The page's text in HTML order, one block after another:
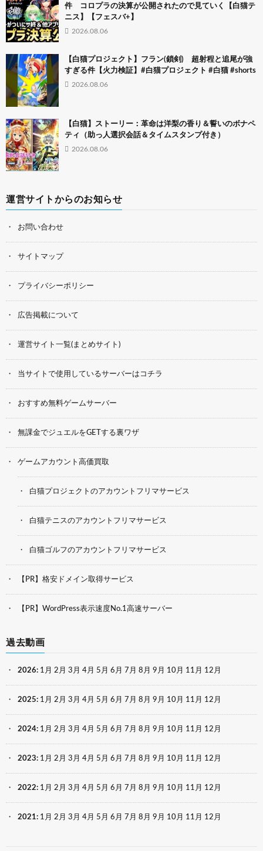
件 コロプラの決算が公開されたので見ていく【白猫テ
ニス】【フェスバ+】
2026.08.06
【白猫プロジェクト】フラン(鎖剣) 超射程と追尾が強
すぎる件【火力検証】#白猫プロジェクト #白猫 #shorts
2026.08.06
【白猫】ストーリー：革命は洋梨の香り＆誓いのボナペ
ティ（助っ人選択会話＆タイムスタンプ付き）
2026.08.06
運営サイトからのお知らせ
お問い合わせ
サイトマップ
プライバシーポリシー
広告掲載について
運営サイト一覧(まとめサイト)
当サイトで使用しているサーバーはコチラ
おすすめ無料ゲームサーバー
無課金でジュエルをGETする裏ワザ
ゲームアカウント高価買取
白猫プロジェクトのアカウントフリマサービス
白猫テニスのアカウントフリマサービス
白猫ゴルフのアカウントフリマサービス
【PR】格安ドメイン取得サービス
【PR】WordPress表示速度No.1高速サーバー
過去動画
2026: 1月 2月 3月 4月 5月 6月 7月 8月 9月 10月 11月 12月
2025: 1月 2月 3月 4月 5月 6月 7月 8月 9月 10月 11月 12月
2024: 1月 2月 3月 4月 5月 6月 7月 8月 9月 10月 11月 12月
2023: 1月 2月 3月 4月 5月 6月 7月 8月 9月 10月 11月 12月
2022: 1月 2月 3月 4月 5月 6月 7月 8月 9月 10月 11月 12月
2021: 1月 2月 3月 4月 5月 6月 7月 8月 9月 10月 11月 12月